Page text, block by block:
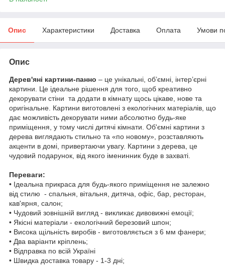
Опис Характеристики Доставка Оплата Умови
Опис
Дерев'яні картини-панно – це унікальні, об’ємні, інтер’єрні
картини. Це ідеальне рішення для того, щоб креативно
декорувати стіни та додати в кімнату щось цікаве, нове та
оригінальне. Картини виготовлені з екологічних матеріалів, що
дає можливість декорувати ними абсолютно будь-яке
приміщення, у тому числі дитячі кімнати. Об'ємні картини з
дерева виглядають стильно та «по новому», розставляють
акценти в домі, привертаючи увагу. Картини з дерева, це
чудовий подарунок, від якого іменинник буде в захваті.
Переваги:
• Ідеальна прикраса для будь-якого приміщення не залежно
від стилю - спальня, вітальня, дитяча, офіс, бар, ресторан,
кав'ярня, салон;
• Чудовий зовнішній вигляд - викликає дивовижні емоції;
• Якісні матеріали - екологічний березовий шпон;
• Висока щільність виробів - виготовляється з 6 мм фанери;
• Два варіанти кріплень;
• Відправка по всій Україні
• Швидка доставка товару - 1-3 дні;